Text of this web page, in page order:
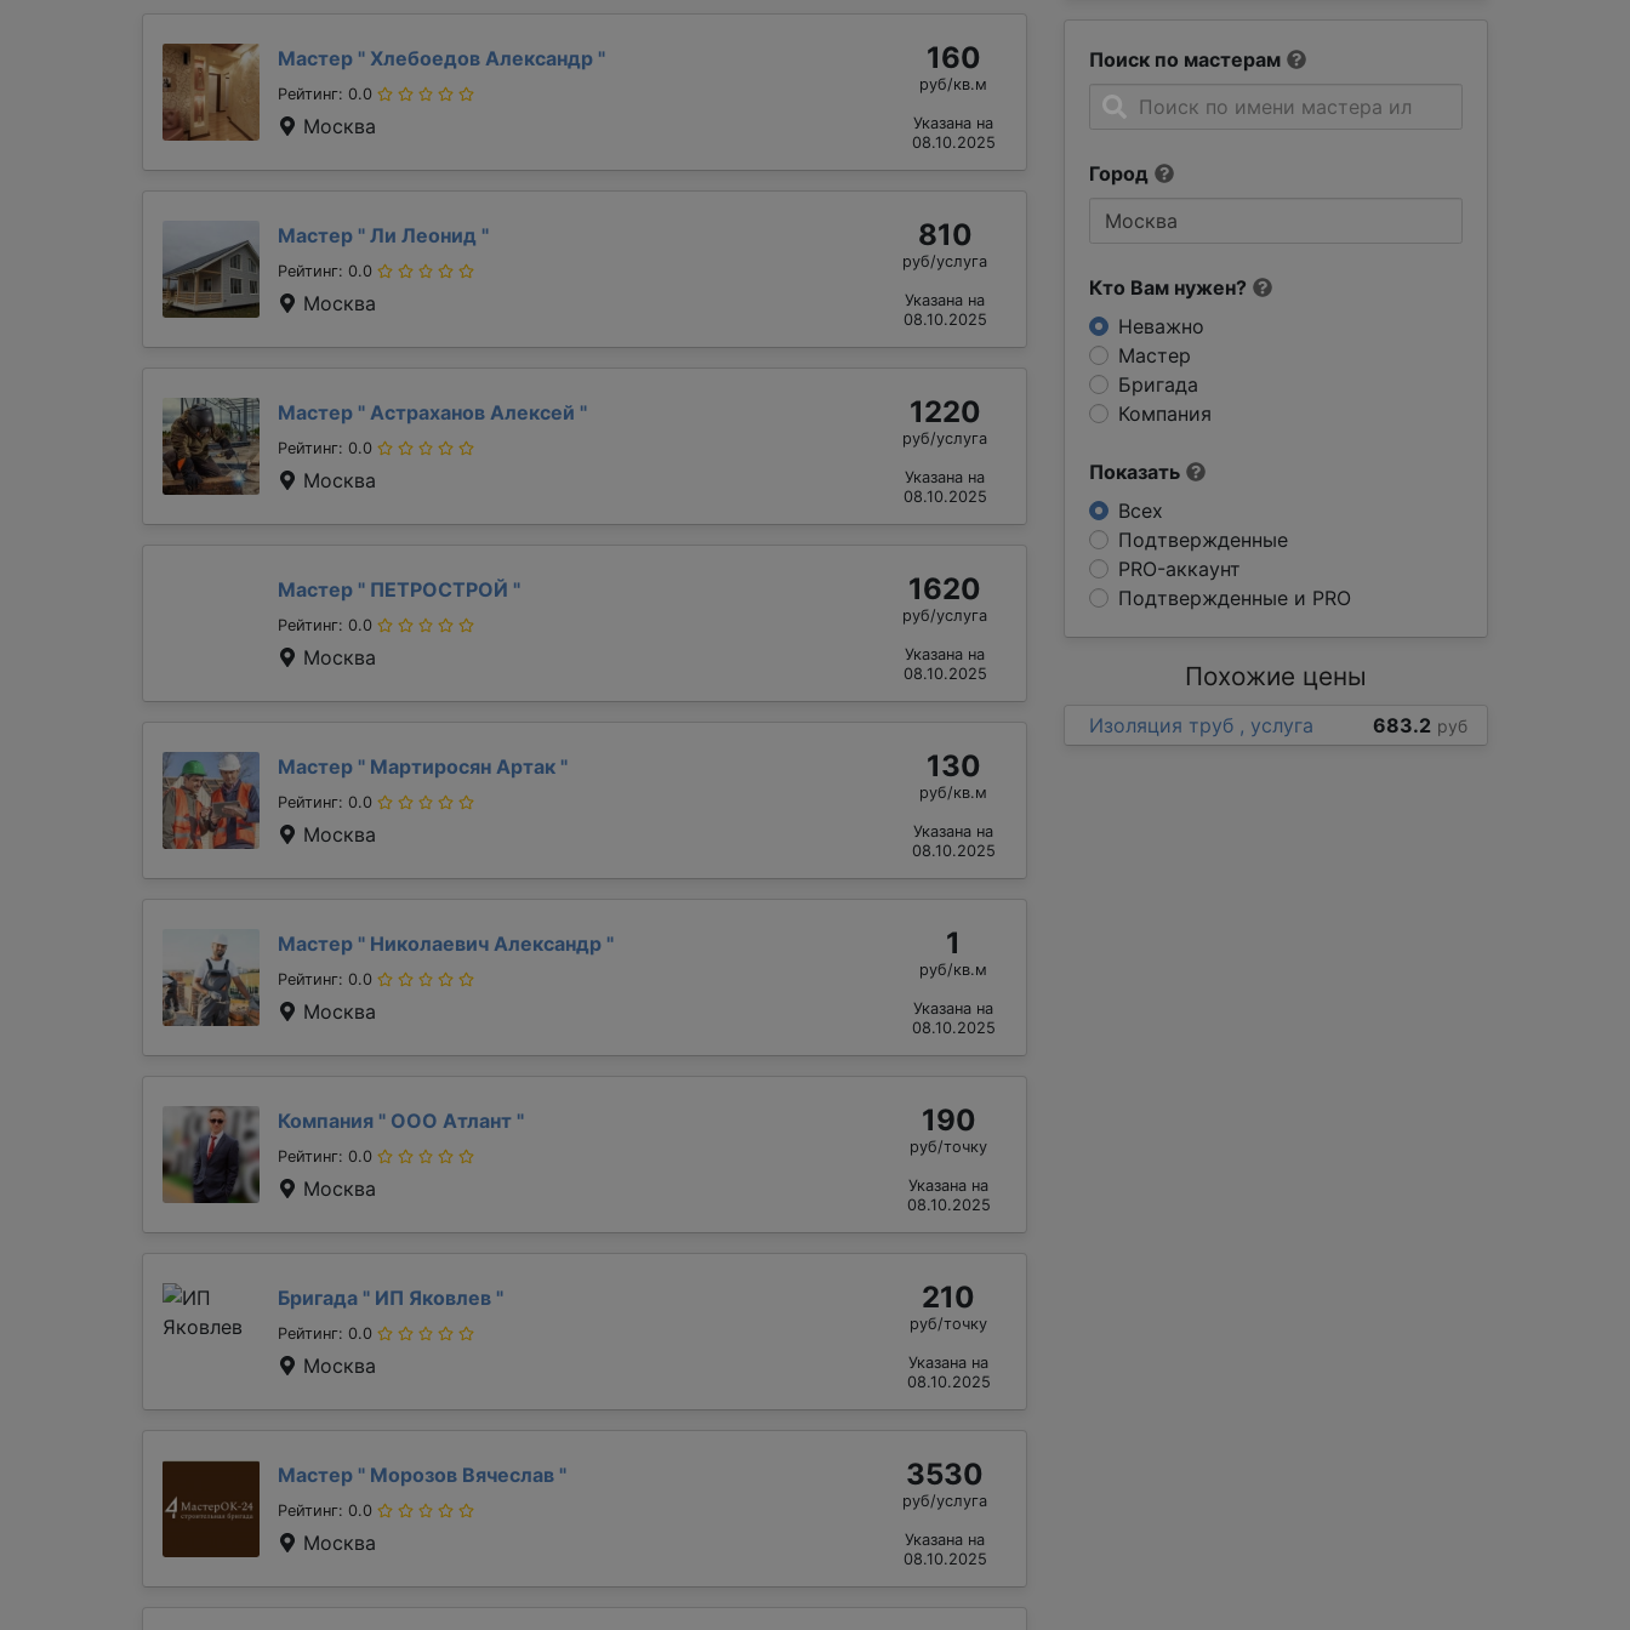
Поиск по мастерам
Город
Кто Вам нужен?
Неважно
Мастер
Бригада
Компания
Показать
Всех
Подтвержденные
PRO-аккаунт
Подтвержденные и PRO
Мастер " Хлебоедов Александр "
Рейтинг: 0.0
Москва
160
руб/кв.м
Указана на
08.10.2025
Мастер " Ли Леонид "
Рейтинг: 0.0
Москва
810
руб/услуга
Указана на
08.10.2025
Мастер " Астраханов Алексей "
Рейтинг: 0.0
Москва
1220
руб/услуга
Указана на
08.10.2025
Мастер " ПЕТРОСТРОЙ "
Рейтинг: 0.0
Москва
1620
руб/услуга
Указана на
08.10.2025
Мастер " Мартиросян Артак "
Рейтинг: 0.0
Москва
130
руб/кв.м
Указана на
08.10.2025
Мастер " Николаевич Александр "
Рейтинг: 0.0
Москва
1
руб/кв.м
Указана на
08.10.2025
Компания " ООО Атлант "
Рейтинг: 0.0
Москва
190
руб/точку
Указана на
08.10.2025
Бригада " ИП Яковлев "
Рейтинг: 0.0
Москва
210
руб/точку
Указана на
08.10.2025
Мастер " Морозов Вячеслав "
Рейтинг: 0.0
Москва
3530
руб/услуга
Указана на
08.10.2025
Похожие цены
Изоляция труб , услуга 683.2 руб